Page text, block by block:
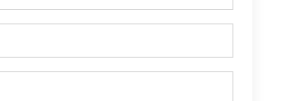
povolením Generálního ředitelství
a osobní údaje může v souladu s účelem